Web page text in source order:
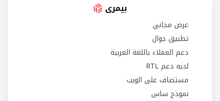
بيمرى
عرض مجاني
تطبيق جوال
دعم العملاء باللغة العربية
لديه دعم RTL
مستضاف على الويب
نموذج ساس